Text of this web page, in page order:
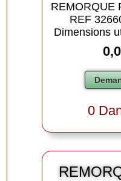
REMORQUE
REF
Dimensions
0